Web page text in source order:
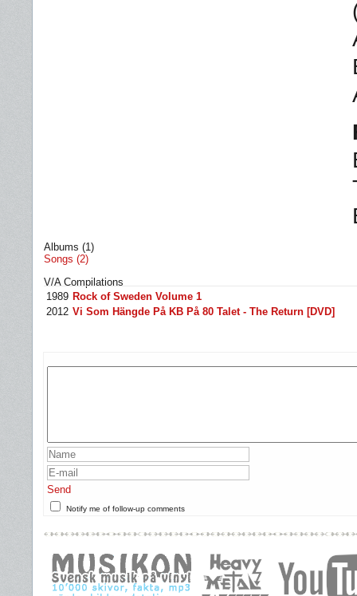
Albums (1)
Songs (2)
V/A Compilations
1989 Rock of Sweden Volume 1
2012 Vi Som Hängde På KB På 80 Talet - The Return [DVD]
Send
Notify me of follow-up comments